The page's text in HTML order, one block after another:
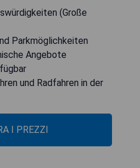
(Große
Parkmöglichkeiten
Angebote
und Radfahren in der
I PREZZI